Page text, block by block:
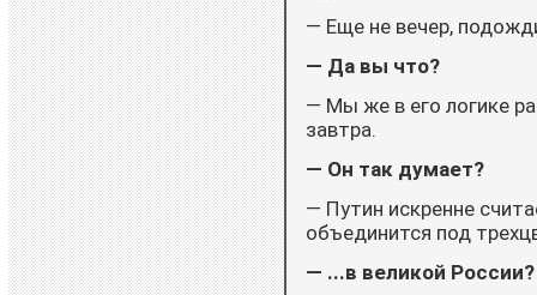
— Еще не вечер,
— Да вы что?
— Мы же в его логике
завтра.
— Он так думает?
— Путин искренне
объединится под
— ...в великой России?